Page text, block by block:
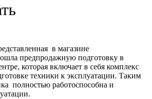
в магазине
предпродажную подготовку в
которая включает в себя комплекс
техники к эксплуатации. Таким
полностью работоспособна и